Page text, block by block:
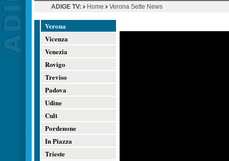
ADIGE TV: Home Verona Sette News
Verona
Vicenza
Venezia
Rovigo
Treviso
Padova
Udine
Cult
Pordenone
In Piazza
Trieste